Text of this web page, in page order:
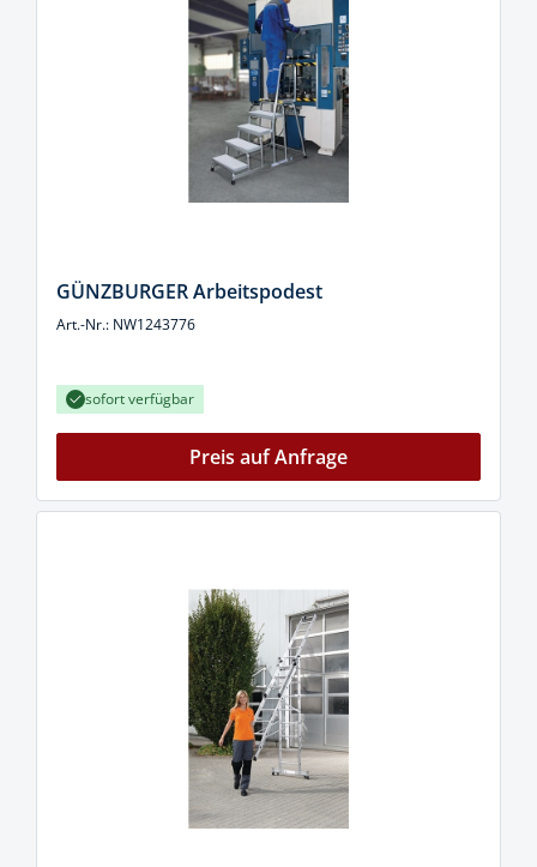
GÜNZBURGER Arbeitspodest
Art.-Nr.: NW1243776
sofort verfügbar
Preis auf Anfrage